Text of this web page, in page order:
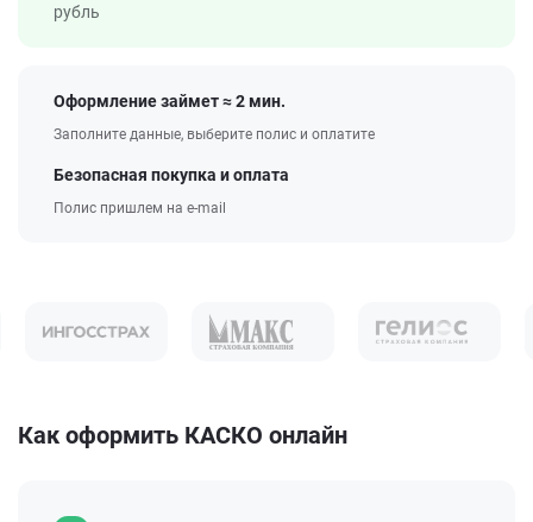
рубль
Оформление займет ≈ 2 мин.
Заполните данные, выберите полис и оплатите
Безопасная покупка и оплата
Полис пришлем на e-mail
Как оформить КАСКО онлайн